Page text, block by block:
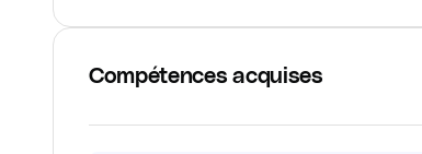
Compétences acquises